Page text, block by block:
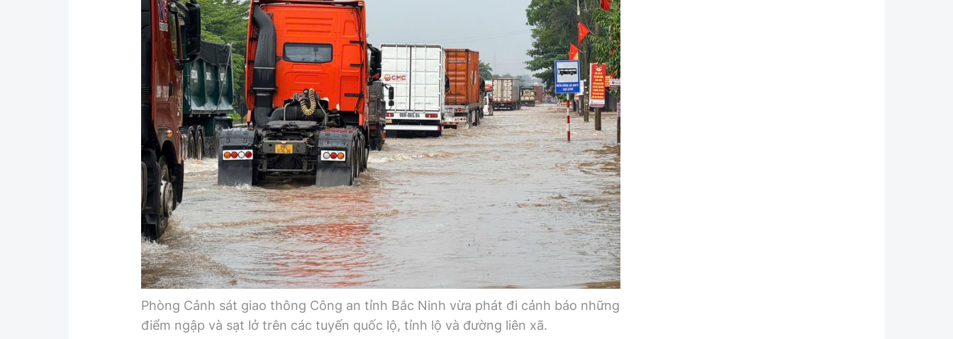
Lao động - Công đoàn
Showbiz
Điện ảnh
Âm nhạc
Hậu trường sao
360 độ thể thao
Sản phẩm mới
AI
Tư vấn
Thời sự Quốc tế
Hồ sơ tài liệu
Thế giới giao thông
Thế giới xây dựng
Đi ++
Du lịch
Khám phá
Lối sống
Ẩm thực
Video
Thời sự
Khám phá
Camera giao thông
Câu chuyện giao thông
Lăng kính xây dựng
Giải trí - Thể thao
Phòng Cảnh sát giao thông Công an tỉnh Bắc Ninh vừa phát đi cảnh báo những
điểm ngập và sạt lở trên các tuyến quốc lộ, tỉnh lộ và đường liên xã.